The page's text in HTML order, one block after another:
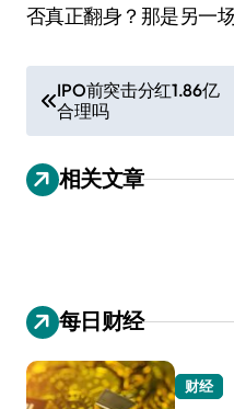
否真正翻身？那是另一场
章
导
航
IPO前突击分红1.86亿
合理吗
相关文章
每日财经
财经